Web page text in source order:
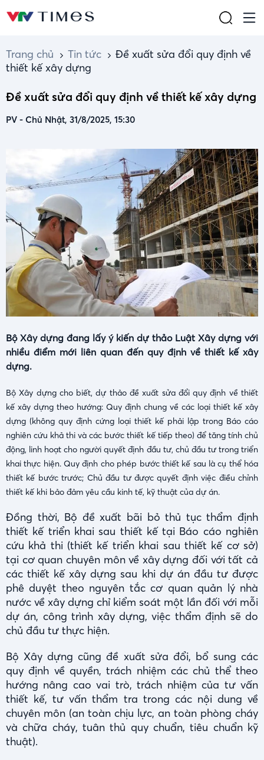
Trang chủ Tin tức
Đề xuất sửa đổi quy định về
thiết kế xây dựng
Đề xuất sửa đổi quy định về thiết kế xây dựng
PV - Chủ Nhật, 31/8/2025, 15:30
Bộ Xây dựng đang lấy ý kiến dự thảo Luật Xây dựng với
nhiều điểm mới liên quan đến quy định về thiết kế xây
dựng.
Bộ Xây dựng cho biết, dự thảo đề xuất sửa đổi quy định về thiết
kế xây dựng theo hướng: Quy định chung về các loại thiết kế xây
dựng (không quy định cứng loại thiết kế phải lập trong Báo cáo
nghiên cứu khả thi và các bước thiết kế tiếp theo) để tăng tính chủ
động, linh hoạt cho người quyết định đầu tư, chủ đầu tư trong triển
khai thực hiện. Quy định cho phép bước thiết kế sau là cụ thể hóa
thiết kế bước trước; Chủ đầu tư được quyết định việc điều chỉnh
thiết kế khi bảo đảm yêu cầu kinh tế, kỹ thuật của dự án.
Đồng thời, Bộ đề xuất bãi bỏ thủ tục thẩm định
thiết kế triển khai sau thiết kế tại Báo cáo nghiên
cứu khả thi (thiết kế triển khai sau thiết kế cơ sở)
tại cơ quan chuyên môn về xây dựng đối với tất cả
các thiết kế xây dựng sau khi dự án đầu tư được
phê duyệt theo nguyên tắc cơ quan quản lý nhà
nước về xây dựng chỉ kiểm soát một lần đối với mỗi
dự án, công trình xây dựng, việc thẩm định sẽ do
chủ đầu tư thực hiện.
Bộ Xây dựng cũng đề xuất sửa đổi, bổ sung các
quy định về quyền, trách nhiệm các chủ thể theo
hướng nâng cao vai trò, trách nhiệm của tư vấn
thiết kế, tư vấn thẩm tra trong các nội dung về
chuyên môn (an toàn chịu lực, an toàn phòng cháy
và chữa cháy, tuân thủ quy chuẩn, tiêu chuẩn kỹ
thuật).